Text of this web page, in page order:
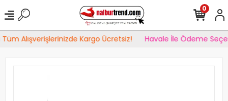
Alışverişlerinizde Kargo Ücretsiz! Havale İle Ödeme
0